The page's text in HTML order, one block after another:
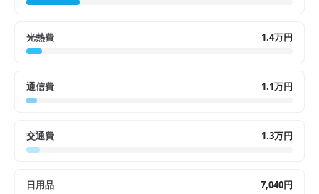
光熱費 1.4万円
通信費 1.1万円
交通費 1.3万円
日用品 7,040円